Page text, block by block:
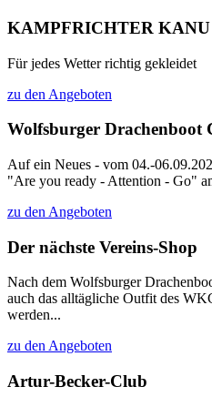
KAMPFRICHTER KANU
Für jedes Wetter richtig gekleidet
zu den Angeboten
Wolfsburger Drachenboot
Auf ein Neues - vom 04.-
"Are you ready - Attention - Go"
zu den Angeboten
Der nächste Vereins-Shop
Nach dem Wolfsburger
auch das alltägliche Outfit des
werden...
zu den Angeboten
Artur-Becker-Club